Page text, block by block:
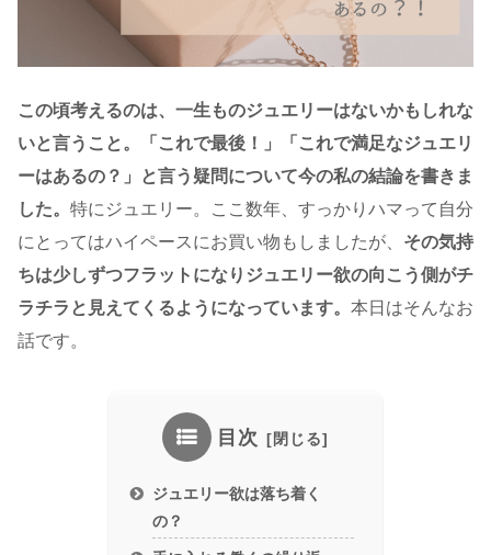
この頃考えるのは、一生ものジュエリーはないかもしれな
いと言うこと。「これで最後！」「これで満足なジュエリ
ーはあるの？」と言う疑問について今の私の結論を書きま
した。 特にジュエリー。ここ数年、すっかりハマって自分
にとってはハイペースにお買い物もしましたが、 その気持
ちは少しずつフラットになりジュエリー欲の向こう側がチ
ラチラと見えてくるようになっています。 本日はそんなお
話です。
目次
ジュエリー欲は落ち着く
の？